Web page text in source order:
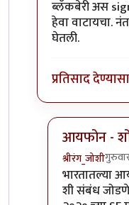
ब्लॅकबेरी अस
हेवा वाटायचा.
घेतली.
प्रतिसाद
आयफोन -
श्रीरंग_जोशी
In reply to
भारतातल्या
शी संबंध